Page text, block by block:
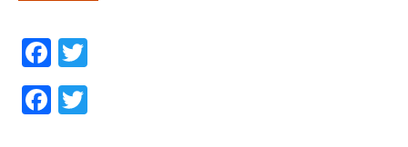
Facebook
Facebook